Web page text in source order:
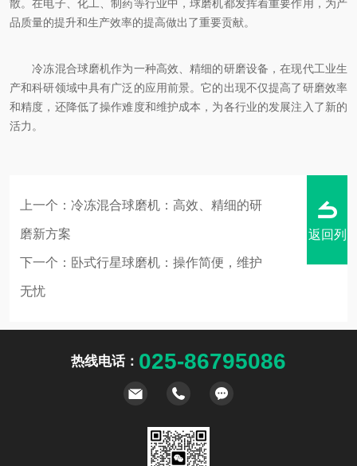
散。在电子、化工、制药等行业中，球磨机都发挥着重要作用，为产
品质量的提升和生产效率的提高做出了重要贡献。
冷冻混合球磨机作为一种高效、精细的研磨设备，在现代工业生
产和科研领域中具有广泛的应用前景。它的出现不仅提高了研磨效率
和精度，还降低了操作难度和维护成本，为各行业的发展注入了新的
活力。
上一个： 冷冻混合球磨机：高效、精细的研
磨新方案
下一个： 卧式行星球磨机：操作简便，维护
无忧
返回列
热线电话： 025-86795086